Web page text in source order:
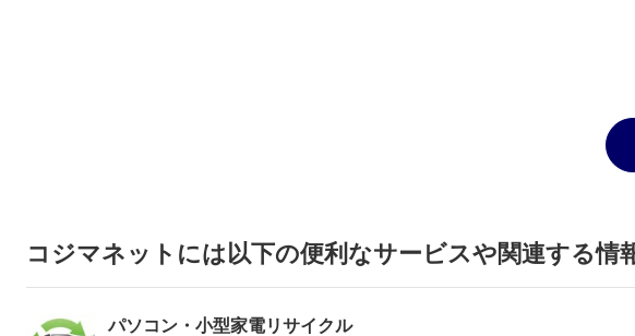
コジマネットには以下の便利なサービスや関連する情
パソコン・小型家電リサイクル